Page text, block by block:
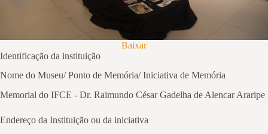
Baixar
Identificação da instituição
Nome do Museu/ Ponto de Memória/ Iniciativa de Memória
Memorial do IFCE - Dr. Raimundo César Gadelha de Alencar Araripe
Endereço da Instituição ou da iniciativa